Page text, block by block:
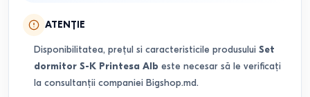
ATENȚIE
Disponibilitatea, prețul si caracteristicile produsului Set
dormitor S-K Printesa Alb este necesar să le verificați
la consultanții companiei Bigshop.md.